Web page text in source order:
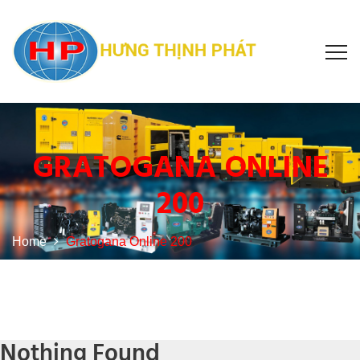
GRATOGANA ONLINE
200
Home Gratogana Online 200